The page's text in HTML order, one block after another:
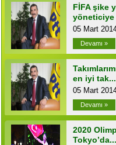
FİFA şike
yöneticiye
05 Mart
Devamı »
en iyi tak...
05 Mart
Devamı »
2020
Tokyo’da...